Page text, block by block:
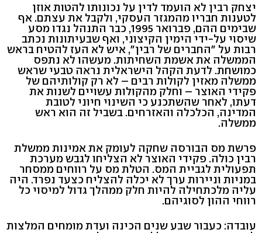
יצחק רבין לא הועמד לדין על נכונותו להטות אוזן
לטענות חבריו מהמגזר העסקי, ולקבל את עצתם. אף
שבימים ההם, פברואר 1995, כבר התנהל נגדו מסע
שיסוי על-ידי הימין הקיצוני, ואף שבעיתונות נכתב
רבות על "החברים של רבין", איש לא העז להטיח בראש
הממשלה את אשמת השחיתות. מעשהו לא נתפס
כמושחת. לדעת הקהל הישראלית נראה טבעי שראש
ממשלה מאזין לקולות רבים – לא רק קולותיהם של
פקידי האוצר – וחלק מהקולות עשויים לשנות את
דעתו, לאחר שהשתכנע כי השינוי חיוני לטובת
המדינה, הכלכלה והאזרחים. בשביל זה הוא ראש
ממשלה.
פרשת מס הבורסה שחקה לעומק את אמינות ממשלת
רבין כולה. פקידי האוצר לא הצליחו לגבש מערכת
תפעולית לגביית המס. הטלת מס על רווחים ממסחר
במניות וניירות ערך לא יכלה להצליח כצעד נפרד. היה
עליה מלכתחילה להיות חלק ממהלך גדול למיסוי כל
רווחי ההון לסוגיהם.
עובדה: כעבור שבע שנים הכינה ועדת מומחים המלצות